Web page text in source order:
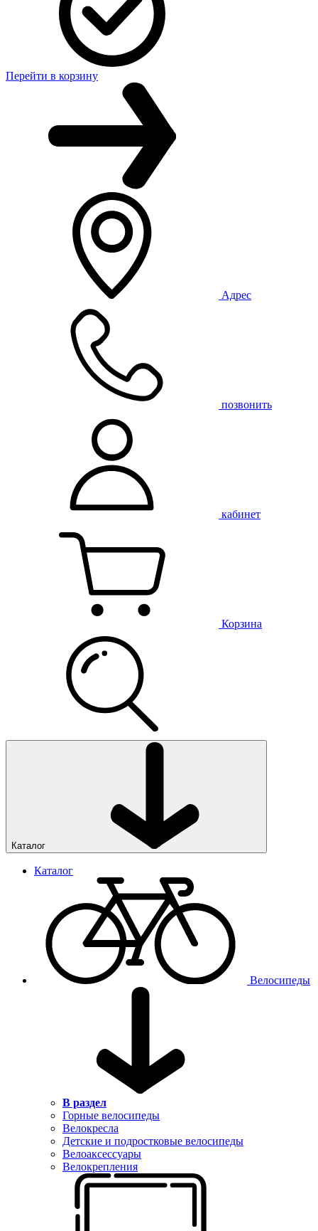
Перейти в корзину
Адрес
позвонить
кабинет
Корзина
Каталог
Каталог
Велосипеды
В раздел
Горные велосипеды
Велокресла
Детские и подростковые велосипеды
Велоаксессуары
Велокрепления